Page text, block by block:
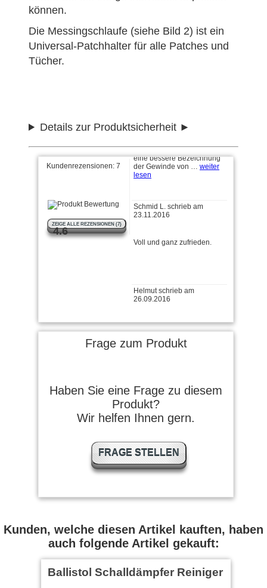
können.
Die Messingschlaufe (siehe Bild 2) ist ein
Universal-Patchhalter für alle Patches und
Tücher.
Details zur Produktsicherheit
Kundenrezensionen: 7
4.6
ZEIGE ALLE REZENSIONEN (7)
23.04.2018
lesen
Those brass patch holder is a
must for the cleaning of any
shotgun.
Gerd M. schrieb am
30.03.2015
Reinigungsprozess …weiter
chopperhawk schrieb am
02.12.2014
er soll.
Frage zum Produkt
Haben Sie eine Frage zu diesem
Produkt?
Wir helfen Ihnen gern.
FRAGE STELLEN
Kunden, welche diesen Artikel kauften, haben
auch folgende Artikel gekauft:
Ballistol Schalldämpfer Reiniger